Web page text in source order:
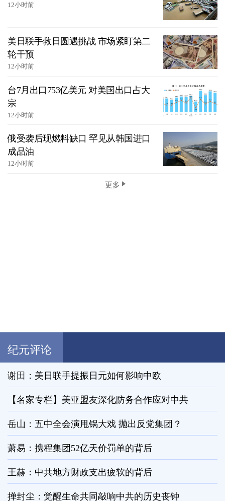
12小时前
美日联手救日圆遇挑战 市场紧盯第二
轮干预
12小时前
台7月出口753亿美元 对美国出口占大
宗
12小时前
俄受袭后现燃料缺口 罕见从韩国进口
成品油
12小时前
更多
纪元评论
谢田：美日联手提振日元如何影响中欧
【名家专栏】美亚盟友深化防务合作应对中共
岳山：五中全会演甩锅大戏 抛出反党集团？
萧易：携程集团52亿天价罚单的背后
王赫：中共地方财政支出疲软的背后
掸封尘：觉醒生命共同敲响中共的历史丧钟